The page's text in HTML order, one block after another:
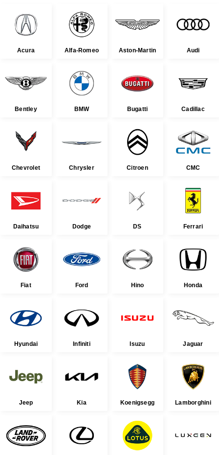
Acura Alfa-Romeo Aston-Martin Audi
Bentley BMW Bugatti Cadillac
Chevrolet Chrysler Citroen CMC
Daihatsu Dodge DS Ferrari
Fiat Ford Hino Honda
Hyundai Infiniti Isuzu Jaguar
Jeep Kia Koenigsegg Lamborghini